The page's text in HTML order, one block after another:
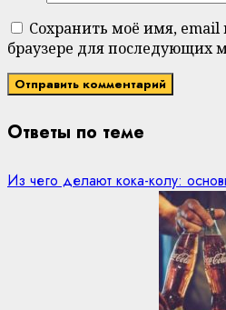
Сохранить моё имя, email
браузере для последующих
Ответы по теме
Из чего делают кока-колу: